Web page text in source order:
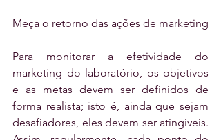
Meça o retorno das ações de marketing
Para monitorar a efetividade do
marketing do laboratório, os objetivos
e as metas devem ser definidos de
forma realista; isto é, ainda que sejam
desafiadores, eles devem ser atingíveis.